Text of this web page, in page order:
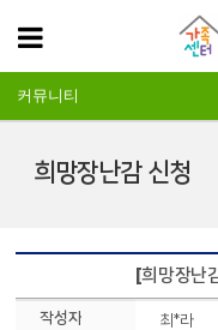
희망장난감 신청
커뮤니티
[희망장난
작성자 최*라